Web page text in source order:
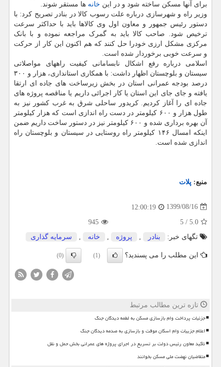
برای آنها مسکن ساخته شود و در این خانه ها مستقر شوند.
وزیر راه و شهرسازی درباره علت رسوب کالا در بنادر تصریح کرد: با
دستور رئیس جمهور و معاون اول وی کالاها باید با حداکثر سرعت
ترخیص شود. صاحب کالا باید به گمرک مراجعه نموده و با بانک
مرکزی مشکل ارزی خودرا حل کنند که هم اکنون این کار از حرکت
و سرعت خوبی برخوردار شده است.
اسلامی درباره رفع اشکال نابسامانی کیفیت راههای مواصلاتی
سیستان و بلوچستان اظهار داشت: با همکاری استانداری، هزار و ۳۰۰
درصد بودجه عمرانی استان در بخش زیرساخت های جاده ای ارتقا
یافته و جای جای این استان یا کار اجرائی داریم یا مناقصه پروژه های
جاده ای را آغاز کردیم. کریدور ساحلی شرق به غرب کشور نیز به
طول هزار و ۶۰۰ کیلومتر در دست راه اندازی است که هزار کیلومتر
آن بهره برداری شده و ۶۰۰ کیلومتر نیز در دستور ساخت داریم ضمن
اینکه امسال ۱۴۶ کیلومتر راه روستایی در سیستان و بلوچستان راه
اندازی شده است.
منبع: پلات
1399/08/16
12:00:19
5.0
/
5
945
تگهای خبر:
بنادر پروژه خانه سرمایه گذاری
این مطلب را می پسندید؟ (1)
(0)
تازه ترین مطالب مرتبط
جزئیات پرداخت وام بازسازی مسکن به لطمه دیدگان جنگ
اعلام جزییات وام اسکان موقت و بازسازی به صدمه دیدگان جنگ
تاکید معاون رئیس دولت بر تسریع در اجرای پروژه های عمرانی بخش حمل و نقل
متقاضیان نهضت ملی مسکن بخوانند